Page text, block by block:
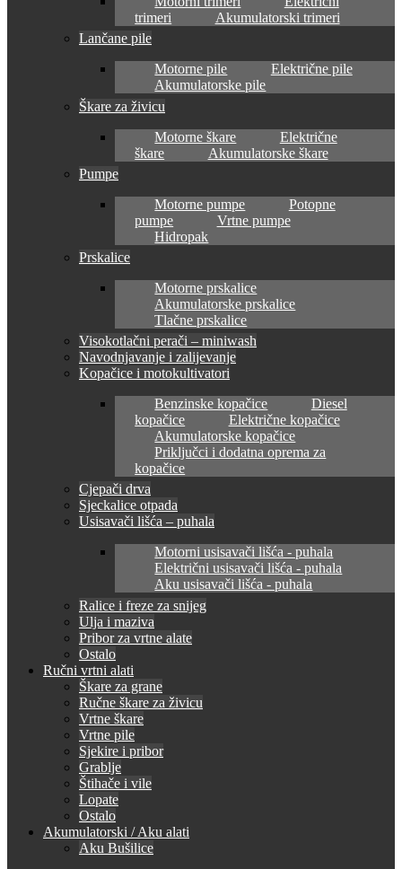
trimeri
Akumulatorski trimeri
Lančane pile
Motorne pile
Električne pile
Akumulatorske pile
Škare za živicu
Motorne škare
Električne
škare
Akumulatorske škare
Pumpe
Motorne pumpe
Potopne
pumpe
Vrtne pumpe
Hidropak
Prskalice
Motorne prskalice
Akumulatorske prskalice
Tlačne prskalice
Visokotlačni perači – miniwash
Navodnjavanje i zalijevanje
Kopačice i motokultivatori
Benzinske kopačice
Diesel
kopačice
Električne kopačice
Akumulatorske kopačice
Priključci i dodatna oprema za
kopačice
Cjepači drva
Sjeckalice otpada
Usisavači lišća – puhala
Motorni usisavači lišća - puhala
Električni usisavači lišća - puhala
Aku usisavači lišća - puhala
Ralice i freze za snijeg
Ulja i maziva
Pribor za vrtne alate
Ostalo
Ručni vrtni alati
Škare za grane
Ručne škare za živicu
Vrtne škare
Vrtne pile
Sjekire i pribor
Grablje
Štihače i vile
Lopate
Ostalo
Akumulatorski / Aku alati
Aku Bušilice